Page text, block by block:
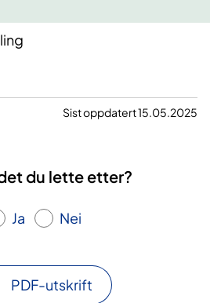
Sist oppdatert 15.05.2025
du lette etter?
Ja Nei
PDF-utskrift